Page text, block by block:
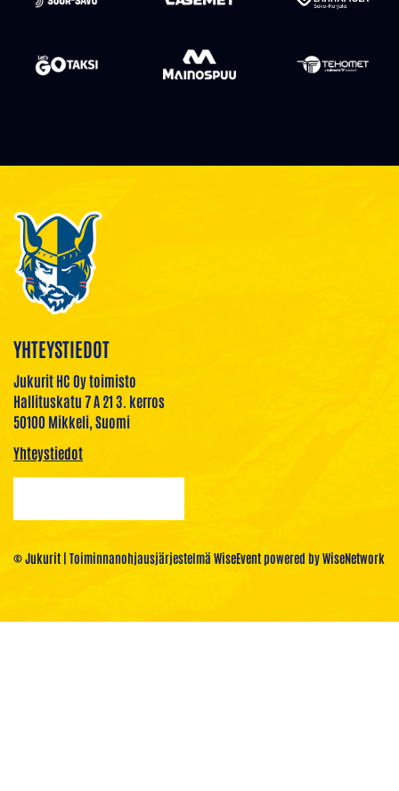
YHTEYSTIEDOT
Jukurit HC Oy toimisto
Hallituskatu 7 A 21 3. kerros
50100 Mikkeli, Suomi
Yhteystiedot
© Jukurit | Toiminnanohjausjärjestelmä WiseEventpowered byWiseNetwork